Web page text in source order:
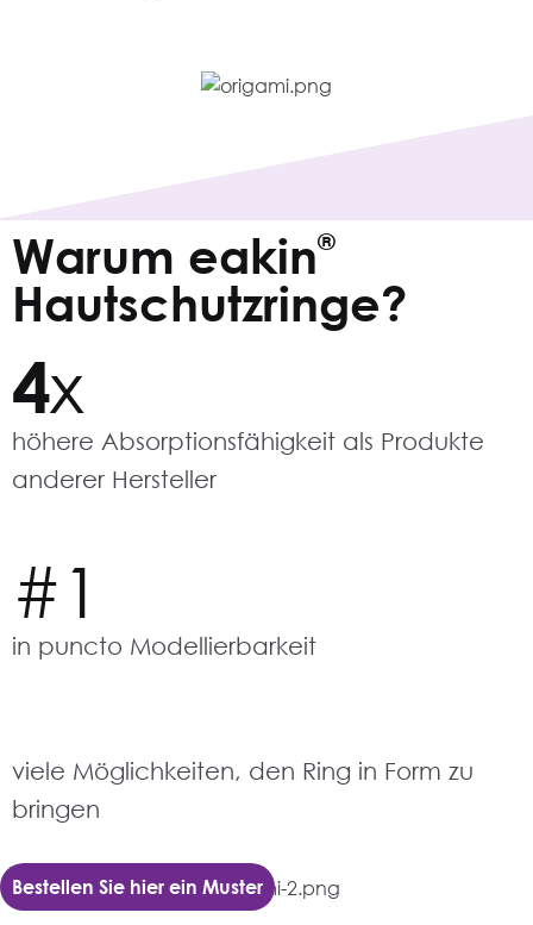
Warum eakin®
Hautschutzringe?
4x
höhere Absorptionsfähigkeit als Produkte
anderer Hersteller
#1
in puncto Modellierbarkeit
viele Möglichkeiten, den Ring in Form zu
bringen
Bestellen Sie hier ein Muster